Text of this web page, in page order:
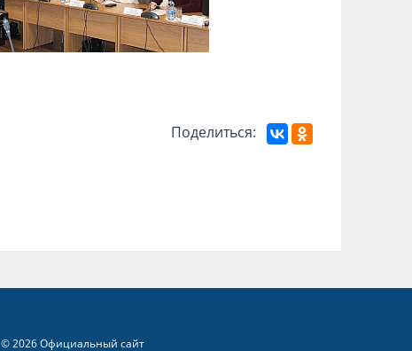
Поделиться:
© 2026 Официальный сайт